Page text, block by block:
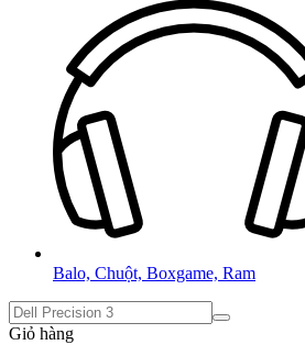
Balo, Chuột, Boxgame, Ram
Giỏ hàng